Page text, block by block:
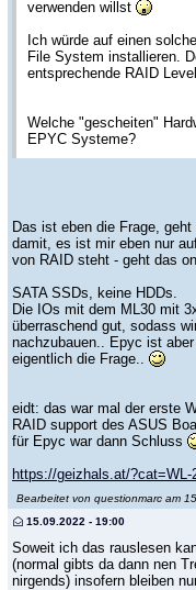
verwenden willst
Ich würde auf einen
File System installieren.
entsprechende RAID
Welche "gescheiten"
EPYC Systeme?
Das ist eben die Frage,
damit, es ist mir eben nur
von RAID steht - geht das
SATA SSDs, keine HDDs.
Die IOs mit dem ML30 mit
überraschend gut, sodass
nachzubauen.. Epyc ist
eigentlich die Frage..
eidt: das war mal der erste
RAID support des ASUS
für Epyc war dann Schluss
https://geizhals.at/?cat=WL-
Bearbeitet von questionmarc am
15.09.2022 - 19:00
Soweit ich das rauslesen
(normal gibts da dann nen
nirgends) insofern bleiben